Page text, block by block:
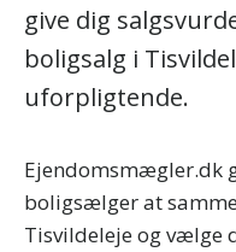
give dig
boligsalg i
uforpligtende.
Ejendomsmægler.dk
boligsælger at
Tisvildeleje og vælge